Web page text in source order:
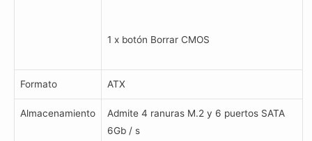
1 x botón Borrar CMOS
Formato ATX
Almacenamiento
Admite 4 ranuras M.2 y 6 puertos SATA
6Gb / s